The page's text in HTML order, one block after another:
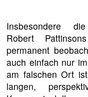
Insbesondere
Robert
permanent
auch einfach nur
am falschen Ort
langen,